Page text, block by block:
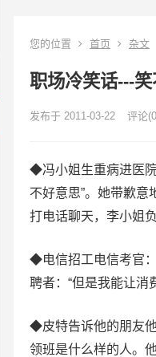
您的位置 首页 杂文
职场冷笑话---
发布于 2011-03-22 评论
◆冯小姐生重病进医
不好意思”。她带歉意
打电话聊天，李小姐
◆电信招工电信考官
聘者：“但是我能让消
◆皮特告诉他的朋友他
领班是什么样的人。